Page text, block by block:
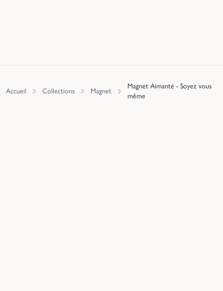
Accueil Collections Magnet
Magnet Aimanté - Soyez vous
même